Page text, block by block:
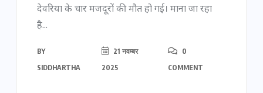
देवरिया के चार मजदूरों की मौत हो गई। माना जा रहा
है...
BY
SIDDHARTHA
21 नवम्बर
2025
0
COMMENT